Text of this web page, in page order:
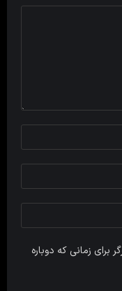
برای زمانی که دوباره